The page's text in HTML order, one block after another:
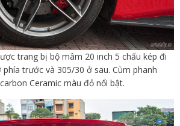
trang bị bộ mâm 20 inch 5 chấu kép đi
trước và 305/30 ở sau. Cùm phanh
Ceramic màu đỏ nổi bật.